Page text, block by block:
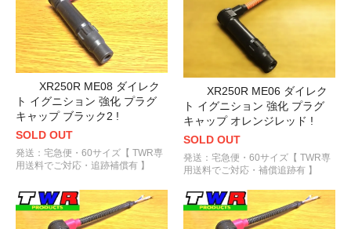
XR250R ME08 ダイレク
ト イグニション 強化 プラグ
キャップ ブラック2 !
SOLD OUT
発送：宅急便・60サイズ【 TWR専
用送料でご対応・追跡補償有 】
XR250R ME06 ダイレク
ト イグニション 強化 プラグ
キャップ オレンジレッド !
SOLD OUT
発送：宅急便・60サイズ【 TWR専
用送料でご対応・補償追跡有 】